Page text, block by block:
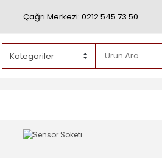
Çağrı Merkezi: 0212 545 73 50